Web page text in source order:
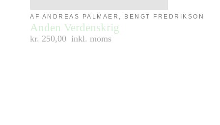
AF ANDREAS PALMAER, BENGT FREDRIKSON
Anden Verdenskrig
kr. 250,00 inkl. moms